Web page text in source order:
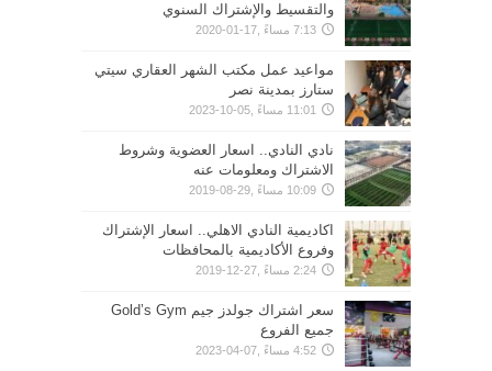
والتقسيط والإشتراك السنوي
7:13 مساءً ,17-01-2020
مواعيد عمل مكتب الشهر العقاري سيتي
ستارز بمدينة نصر
11:01 مساءً ,05-10-2023
نادي النادي.. اسعار العضوية وشروط
الاشتراك ومعلومات عنه
10:09 مساءً ,29-08-2019
اكاديمية النادي الاهلي.. اسعار الإشتراك
وفروع الأكاديمية بالمحافظات
2:24 مساءً ,27-12-2019
سعر اشتراك جولدز جيم Gold’s Gym
جميع الفروع
4:52 مساءً ,07-04-2023